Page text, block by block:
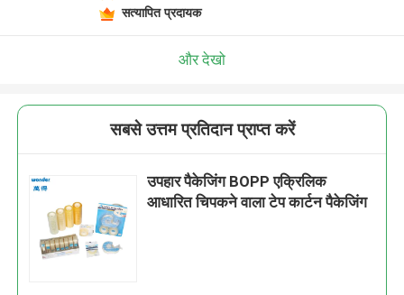
सत्यापित प्रदायक
और देखो
सबसे उत्तम प्रतिदान प्राप्त करें
उपहार पैकेजिंग BOPP एक्रिलिक
आधारित चिपकने वाला टेप कार्टन पैकेजिंग